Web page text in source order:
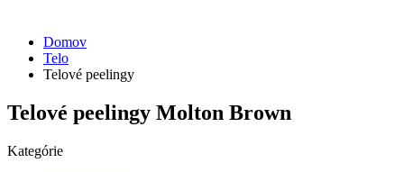
Domov
Telo
Telové peelingy
Telové peelingy Molton Brown
Kategórie